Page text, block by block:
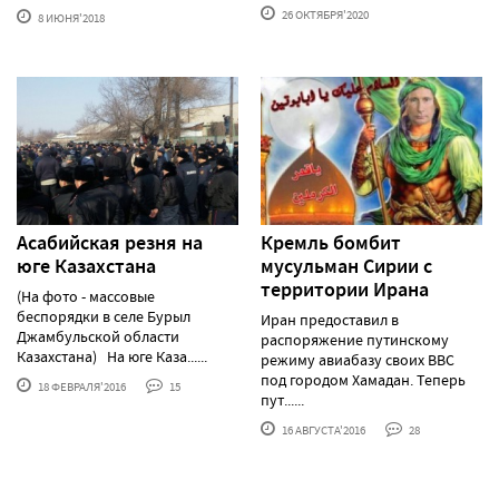
8 ИЮНЯ'2018 26 ОКТЯБРЯ'2020
Асабийская резня на
юге Казахстана
(На фото - массовые
беспорядки в селе Бурыл
Джамбульской области
Казахстана) На юге Каза......
18 ФЕВРАЛЯ'2016 15
Кремль бомбит
мусульман Сирии с
территории Ирана
Иран предоставил в
распоряжение путинскому
режиму авиабазу своих ВВС
под городом Хамадан. Теперь
пут......
16 АВГУСТА'2016 28